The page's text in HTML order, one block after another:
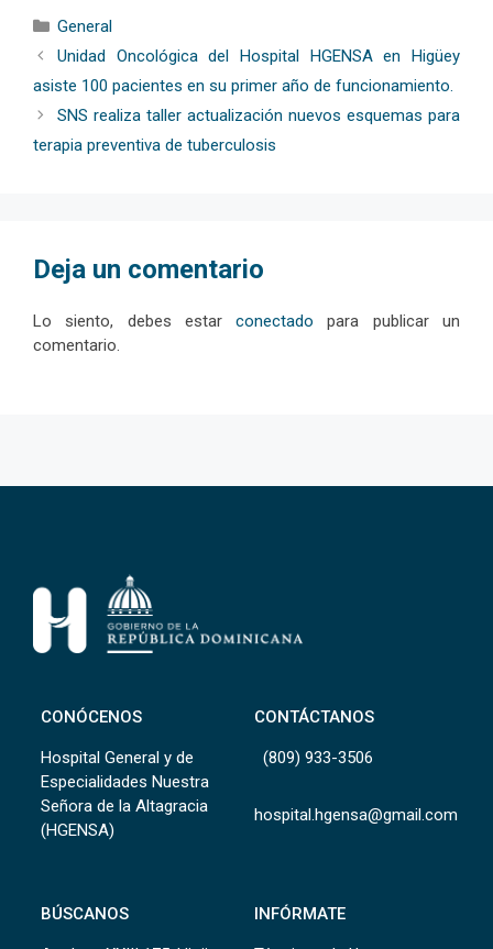
Categorías
General
Unidad Oncológica del Hospital HGENSA en Higüey
asiste 100 pacientes en su primer año de funcionamiento.
SNS realiza taller actualización nuevos esquemas para
terapia preventiva de tuberculosis
Deja un comentario
Lo siento, debes estarconectado para publicar un
comentario.
CONÓCENOS
Hospital General y de
Especialidades Nuestra
Señora de la Altagracia
(HGENSA)
CONTÁCTANOS
(809) 933-3506
hospital.hgensa@gmail.com
BÚSCANOS INFÓRMATE